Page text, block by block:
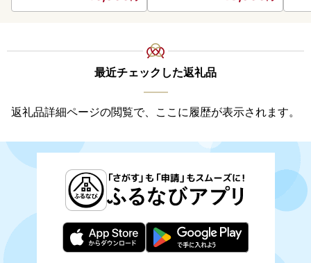
最近チェックした返礼品
返礼品詳細ページの閲覧で、ここに履歴が表示されます。